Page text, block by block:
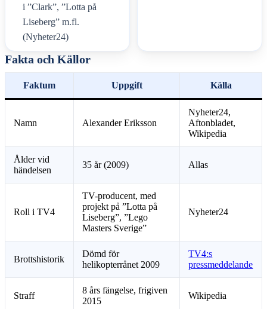
i ”Clark”, ”Lotta på
Liseberg” m.fl.
(Nyheter24)
Fakta och Källor
Faktum Uppgift Källa
Namn Alexander Eriksson
Nyheter24,
Aftonbladet,
Wikipedia
Ålder vid
händelsen
35 år (2009) Allas
Roll i TV4
TV-producent, med
projekt på ”Lotta på
Liseberg”, ”Lego
Masters Sverige”
Nyheter24
Brottshistorik
Dömd för
helikopterrånet 2009
TV4:s
pressmeddelande
Straff
8 års fängelse, frigiven
2015
Wikipedia